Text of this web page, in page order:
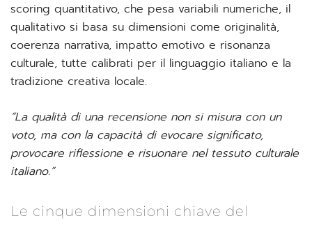
scoring quantitativo, che pesa variabili numeriche, il
qualitativo si basa su dimensioni come originalità,
coerenza narrativa, impatto emotivo e risonanza
culturale, tutte calibrati per il linguaggio italiano e la
tradizione creativa locale.
“La qualità di una recensione non si misura con un
voto, ma con la capacità di evocare significato,
provocare riflessione e risuonare nel tessuto culturale
italiano.”
Le cinque dimensioni chiave del